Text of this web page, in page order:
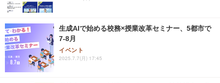
生成AIで始める校務×授業改革セミナー、5都市で
7-8月
イベント
2025.7.7(月) 17:45